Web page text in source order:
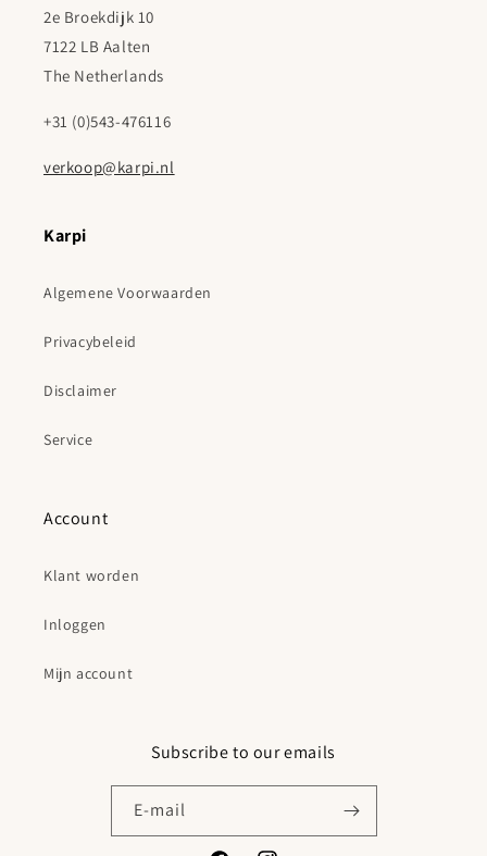
2e Broekdijk 10
7122 LB Aalten
The Netherlands
+31 (0)543-476116
verkoop@karpi.nl
Karpi
Algemene Voorwaarden
Privacybeleid
Disclaimer
Service
Account
Klant worden
Inloggen
Mijn account
Subscribe to our emails
E‑mail